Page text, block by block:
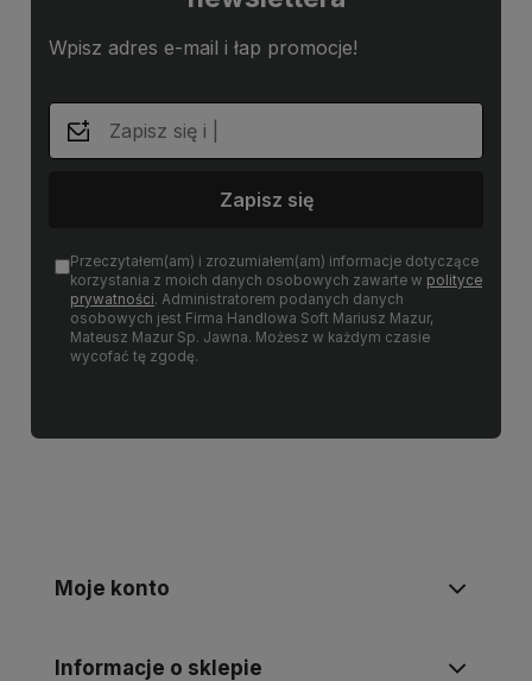
Wpisz adres e-mail i łap promocje!
Zapisz się
Przeczytałem(am) i zrozumiałem(am) informacje dotyczące
korzystania z moich danych osobowych zawarte w polityce
prywatności. Administratorem podanych danych
osobowych jest Firma Handlowa Soft Mariusz Mazur,
Mateusz Mazur Sp. Jawna. Możesz w każdym czasie
wycofać tę zgodę.
Moje konto
Informacje o sklepie